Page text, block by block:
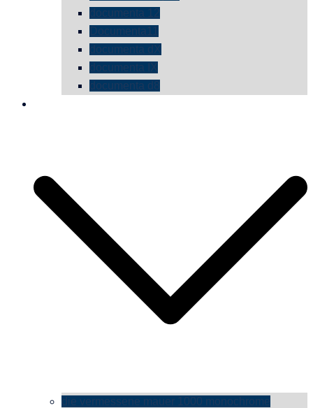
documenta 12
Documenta11
documenta dX
documenta IX
documenta d8
die vermessene mauer 1000 monochrome